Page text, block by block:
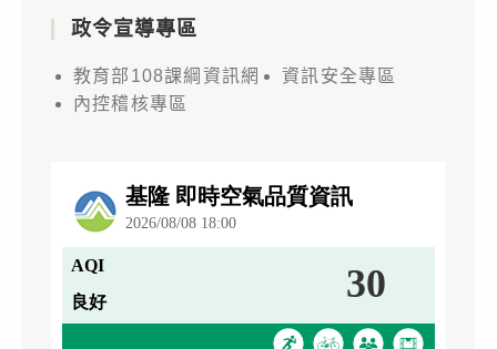
政令宣導專區
教育部108課綱資訊網
資訊安全專區
內控稽核專區